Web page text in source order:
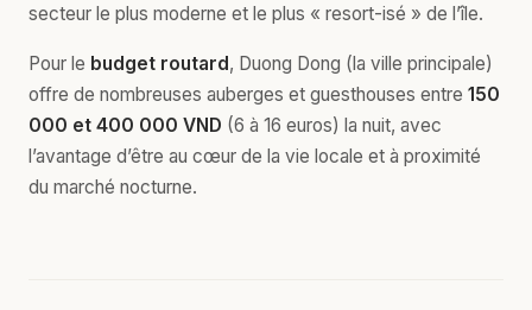
secteur le plus moderne et le plus « resort-isé » de l’île.
Pour le budget routard, Duong Dong (la ville principale)
offre de nombreuses auberges et guesthouses entre 150
000 et 400 000 VND (6 à 16 euros) la nuit, avec
l’avantage d’être au cœur de la vie locale et à proximité
du marché nocturne.